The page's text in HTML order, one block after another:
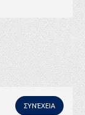
ΣΥΝΈΧΕΙΑ